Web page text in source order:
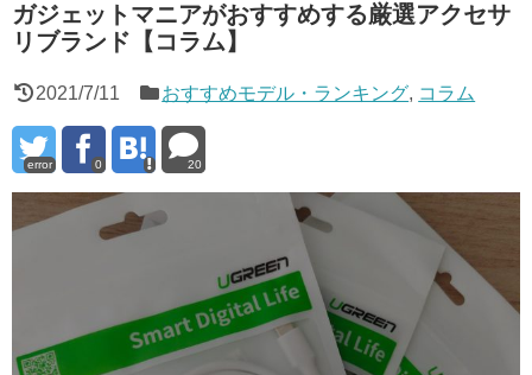
ガジェットマニアがおすすめする厳選アクセサ
リブランド【コラム】
2021/7/11 おすすめモデル・ランキング, コラム
error 0 20